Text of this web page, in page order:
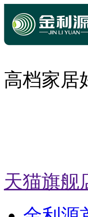
高档家居
天猫旗舰